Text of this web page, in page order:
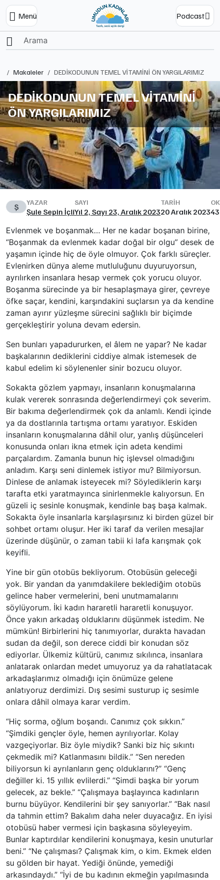
Menü Podcast
Ana Sayfa
Makaleler DEDİKODUNUN TEMEL VİTAMİNİ ÖN YARGILARIMIZ
DEDİKODUNUN TEMEL VİTAMİNİ
ÖN YARGILARIMIZ
Ş YAZAR
Şule Sepin İçli
SAYI
Yıl 2, Sayı 23, Aralık 2023
TARIH
20 Aralık 2023
Evlenmek ve boşanmak… Her ne kadar boşanan birine,
“Boşanmak da evlenmek kadar doğal bir olgu” desek de
yaşamın içinde hiç de öyle olmuyor. Çok farklı süreçler.
Evlenirken dünya aleme mutluluğunu duyuruyorsun,
ayrılırken insanlara hesap vermek çok yorucu oluyor.
Boşanma sürecinde ya bir hesaplaşmaya girer, çevreye
öfke saçar, kendini, karşındakini suçlarsın ya da kendine
zaman ayırır yüzleşme sürecini sağlıklı bir biçimde
gerçekleştirir yoluna devam edersin.
Sen bunları yapadururken, el âlem ne yapar? Ne kadar
başkalarının dediklerini ciddiye almak istemesek de
kabul edelim ki söylenenler sinir bozucu oluyor.
Sokakta gözlem yapmayı, insanların konuşmalarına
kulak vererek sonrasında değerlendirmeyi çok severim.
Bir bakıma değerlendirmek çok da anlamlı. Kendi içinde
ya da dostlarınla tartışma ortamı yaratıyor. Eskiden
insanların konuşmalarına dâhil olur, yanlış düşünceleri
konusunda onları ikna etmek için adeta kendimi
parçalardım. Zamanla bunun hiç işlevsel olmadığını
anladım. Karşı seni dinlemek istiyor mu? Bilmiyorsun.
Dinlese de anlamak isteyecek mi? Söylediklerin karşı
tarafta etki yaratmayınca sinirlenmekle kalıyorsun. En
güzeli iç sesinle konuşmak, kendinle baş başa kalmak.
Sokakta öyle insanlarla karşılaşırsınız ki birden güzel bir
sohbet ortamı oluşur. Her iki taraf da verilen mesajlar
üzerinde düşünür, o zaman tabii ki lafa karışmak çok
keyifli.
Yine bir gün otobüs bekliyorum. Otobüsün geleceği
yok. Bir yandan da yanımdakilere beklediğim otobüs
gelince haber vermelerini, beni unutmamalarını
söylüyorum. İki kadın hararetli hararetli konuşuyor.
Önce yakın arkadaş olduklarını düşünmek istedim. Ne
mümkün! Birbirlerini hiç tanımıyorlar, durakta havadan
sudan da değil, son derece ciddi bir konudan söz
ediyorlar. Ülkemiz kültürü, canımız sıkılınca, insanlara
anlatarak onlardan medet umuyoruz ya da rahatlatacak
arkadaşlarımız olmadığı için önümüze gelene
anlatıyoruz derdimizi. Dış sesimi susturup iç sesimle
onlara dâhil olmaya karar verdim.
“Hiç sorma, oğlum boşandı. Canımız çok sıkkın.”
“Şimdiki gençler öyle, hemen ayrılıyorlar. Kolay
vazgeçiyorlar. Biz öyle miydik? Sanki biz hiç sıkıntı
çekmedik mi? Katlanmasını bildik.” “Sen nereden
biliyorsun ki ayrılanların genç olduklarını?” “Genç
değiller ki. 15 yıllık evlilerdi.” “Şimdi başka bir yorum
gelecek, az bekle.” “Çalışmaya başlayınca kadınların
burnu büyüyor. Kendilerini bir şey sanıyorlar.” “Bak nasıl
da tahmin ettim? Bakalım daha neler duyacağız. En iyisi
otobüsü haber vermesi için başkasına söyleyeyim.
Bunlar kaptırdılar kendilerini konuşmaya, kesin unuturlar
beni.” “Ne çalışması? Çalışmak kim, o kim. Ekmek elden
su gölden bir hayat. Yediği önünde, yemediği
arkasındaydı.” “İyi de bu kadının ekmeğin yapılmasında